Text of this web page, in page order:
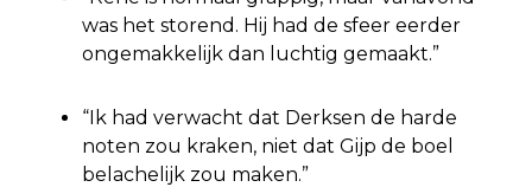
was het storend. Hij had de sfeer eerder
ongemakkelijk dan luchtig gemaakt.”
“Ik had verwacht dat Derksen de harde
noten zou kraken, niet dat Gijp de boel
belachelijk zou maken.”